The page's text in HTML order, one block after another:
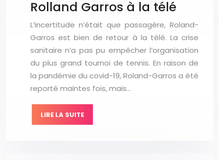
Rolland Garros à la télé
L’incertitude n’était que passagère, Roland-
Garros est bien de retour à la télé. La crise
sanitaire n’a pas pu empêcher l’organisation
du plus grand tournoi de tennis. En raison de
la pandémie du covid-19, Roland-Garros a été
reporté maintes fois, mais…
LIRE LA SUITE